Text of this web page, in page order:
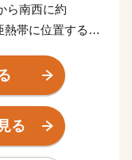
ら南西に約
帯に位置する温
１にあたる約
す。
ないことから、海
。
る